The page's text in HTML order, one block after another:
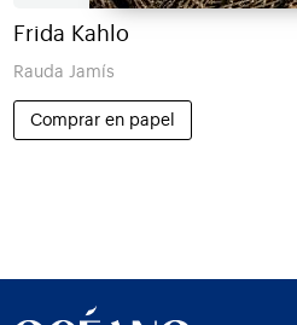
Frida Kahlo
Rauda Jamís
Comprar en papel